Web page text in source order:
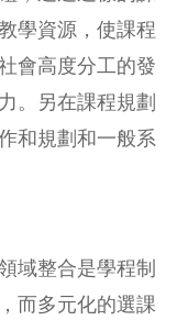
學資源，使課程
會高度分工的發
。另在課程規劃
和規劃和一般系
域整合是學程制
而多元化的選課